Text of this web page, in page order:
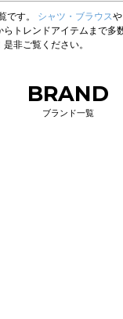
です。 シャツ・ブラウスや
トレンドアイテムまで多
非ご覧ください。
BRAND
ブランド一覧